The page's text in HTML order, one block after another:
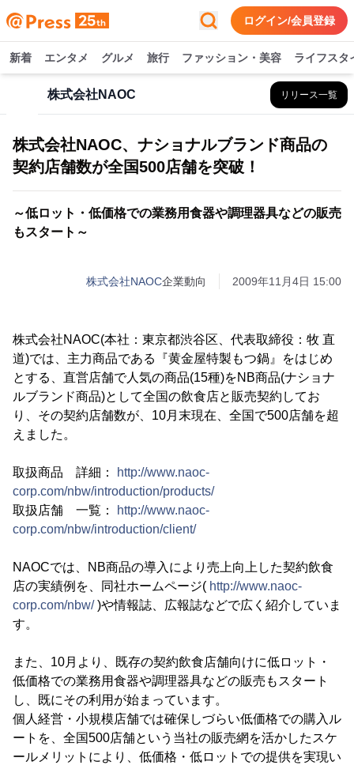
ログイン/会員登録
新着 エンタメ グルメ 旅行 ファッション・美容 ライフスタ
株式会社NAOC リリース一覧
株式会社NAOC、ナショナルブランド商品の
契約店舗数が全国500店舗を突破！
～低ロット・低価格での業務用食器や調理器具などの販売
もスタート～
株式会社NAOC企業動向 2009年11月4日 15:00
株式会社NAOC(本社：東京都渋谷区、代表取締役：牧 直
道)では、主力商品である『黄金屋特製もつ鍋』をはじめ
とする、直営店舗で人気の商品(15種)をNB商品(ナショナ
ルブランド商品)として全国の飲食店と販売契約してお
り、その契約店舗数が、10月末現在、全国で500店舗を超
えました。
取扱商品 詳細：
http://www.naoc-
corp.com/nbw/introduction/products/
取扱店舗 一覧：
http://www.naoc-
corp.com/nbw/introduction/client/
NAOCでは、NB商品の導入により売上向上した契約飲食
店の実績例を、同社ホームページ( http://www.naoc-
corp.com/nbw/)や情報誌、広報誌などで広く紹介していま
す。
また、10月より、既存の契約飲食店舗向けに低ロット・
低価格での業務用食器や調理器具などの販売もスタート
し、既にその利用が始まっています。
個人経営・小規模店舗では確保しづらい低価格での購入ル
ートを、全国500店舗という当社の販売網を活かしたスケ
ールメリットにより、低価格・低ロットでの提供を実現い